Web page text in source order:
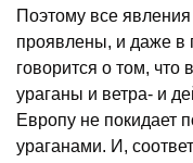
Поэтому все
проявлены, и даже в
говорится о том, что
ураганы и ветра- и
Европу не покидает
ураганами. И,